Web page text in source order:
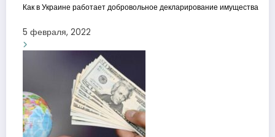
Как в Украине работает добровольное декларирование имущества
5 февраля, 2022